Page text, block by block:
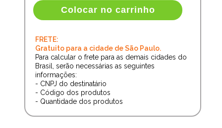
Colocar no carrinho
FRETE:
Gratuito para a cidade de São Paulo.
Para calcular o frete para as demais cidades do
Brasil, serão necessárias as seguintes
informações:
- CNPJ do destinatário
- Código dos produtos
- Quantidade dos produtos